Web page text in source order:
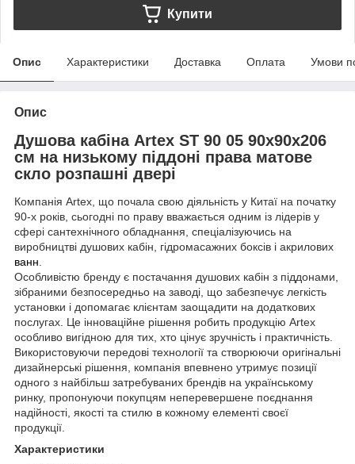
Купити
Опис Характеристики Доставка Оплата Умови
Опис
Душова кабіна Artex ST 90 05 90х90х206
см на низькому піддоні права матове
скло розпашні двері
Компанія Artex, що почала свою діяльність у Китаї на початку
90-х років, сьогодні по праву вважається одним із лідерів у
сфері сантехнічного обладнання, спеціалізуючись на
виробництві душових кабін, гідромасажних боксів і акрилових
ванн.
Особливістю бренду є постачання душових кабін з піддонами,
зібраними безпосередньо на заводі, що забезпечує легкість
установки і допомагає клієнтам заощадити на додаткових
послугах. Це інноваційне рішення робить продукцію Artex
особливо вигідною для тих, хто цінує зручність і практичність.
Використовуючи передові технології та створюючи оригінальні
дизайнерські рішення, компанія впевнено утримує позиції
одного з найбільш затребуваних брендів на українському
ринку, пропонуючи покупцям неперевершене поєднання
надійності, якості та стилю в кожному елементі своєї
продукції.
Характеристики